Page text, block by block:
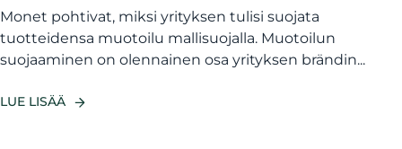
Monet pohtivat, miksi yrityksen tulisi suojata
tuotteidensa muotoilu mallisuojalla. Muotoilun
suojaaminen on olennainen osa yrityksen brändin...
LUE LISÄÄ